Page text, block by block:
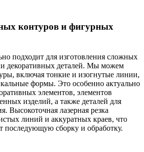
контуров и фигурных
подходит для изготовления сложных
декоративных деталей. Мы можем
включая тонкие и изогнутые линии,
формы. Это особенно актуально
элементов, элементов
изделий, а также деталей для
Высокоточная лазерная резка
линий и аккуратных краев, что
последующую сборку и обработку.